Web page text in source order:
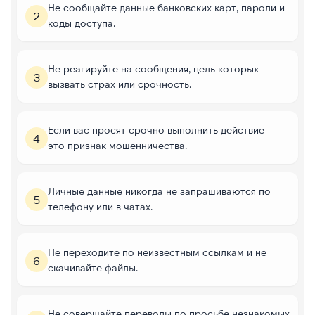
2
Не сообщайте данные банковских карт, пароли и
коды доступа.
3
Не реагируйте на сообщения, цель которых
вызвать страх или срочность.
4
Если вас просят срочно выполнить действие -
это признак мошенничества.
5
Личные данные никогда не запрашиваются по
телефону или в чатах.
6
Не переходите по неизвестным ссылкам и не
скачивайте файлы.